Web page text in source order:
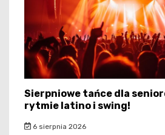
Sierpniowe tańce dla
rytmie latino i swing!
6 sierpnia 2026